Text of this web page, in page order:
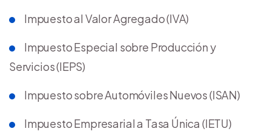
Impuesto al Valor Agregado (IVA)
Impuesto Especial sobre Producción y
Servicios (IEPS)
Impuesto sobre Automóviles Nuevos (ISAN)
Impuesto Empresarial a Tasa Única (IETU)